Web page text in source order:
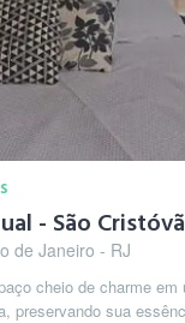
- São
de Janeiro - RJ
cheio de charme em
preservando sua